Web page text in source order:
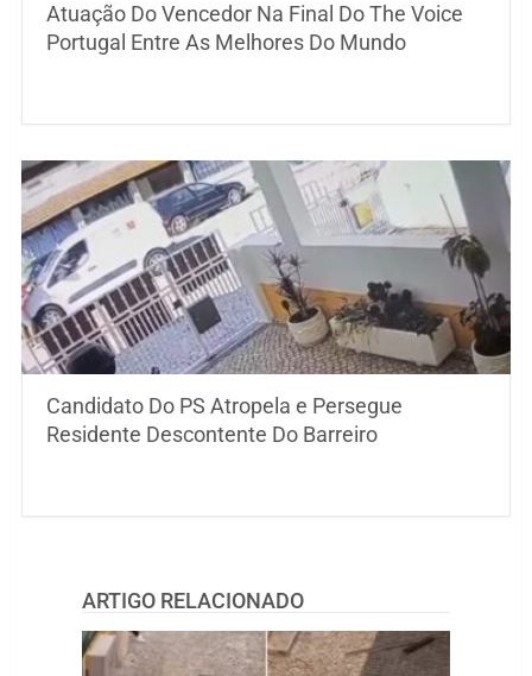
Atuação Do Vencedor Na Final Do The Voice
Portugal Entre As Melhores Do Mundo
Candidato Do PS Atropela e Persegue
Residente Descontente Do Barreiro
ARTIGO RELACIONADO